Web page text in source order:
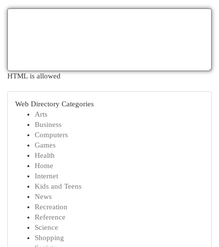
HTML is allowed
Web Directory Categories
Arts
Business
Computers
Games
Health
Home
Internet
Kids and Teens
News
Recreation
Reference
Science
Shopping